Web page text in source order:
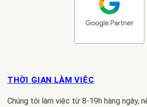
THỜI GIAN LÀM VIỆC
Chúng tôi làm việc từ 8-19h hàng ngày,